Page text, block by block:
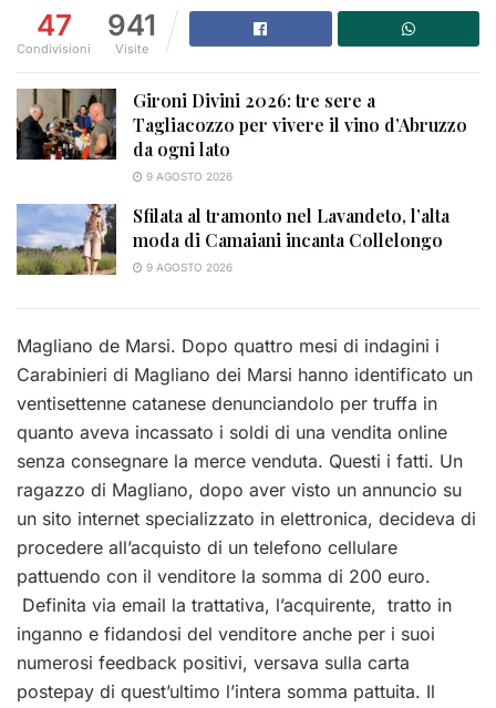
47
Condivisioni
941
Visite
Gironi Divini 2026: tre sere a
Tagliacozzo per vivere il vino d’Abruzzo
da ogni lato
9 AGOSTO 2026
Sfilata al tramonto nel Lavandeto, l’alta
moda di Camaiani incanta Collelongo
9 AGOSTO 2026
Magliano de Marsi. Dopo quattro mesi di indagini i
Carabinieri di Magliano dei Marsi hanno identificato un
ventisettenne catanese denunciandolo per truffa in
quanto aveva incassato i soldi di una vendita online
senza consegnare la merce venduta. Questi i fatti. Un
ragazzo di Magliano, dopo aver visto un annuncio su
un sito internet specializzato in elettronica, decideva di
procedere all’acquisto di un telefono cellulare
pattuendo con il venditore la somma di 200 euro.
Definita via email la trattativa, l’acquirente, tratto in
inganno e fidandosi del venditore anche per i suoi
numerosi feedback positivi, versava sulla carta
postepay di quest’ultimo l’intera somma pattuita. Il